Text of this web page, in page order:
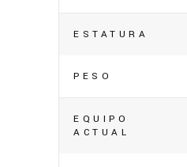
ESTATURA
PESO
EQUIPO
ACTUAL